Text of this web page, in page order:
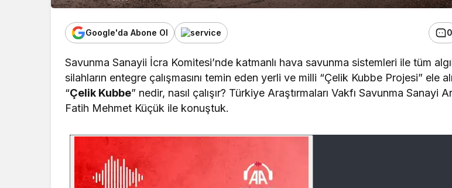
Google'da Abone Ol 0
Savunma Sanayii İcra Komitesi’nde katmanlı hava savunma sistemleri ile tüm
silahların entegre çalışmasını temin eden yerli ve milli “Çelik Kubbe Projesi” ele
“Çelik Kubbe” nedir, nasıl çalışır? Türkiye Araştırmaları Vakfı Savunma Sanayi
Fatih Mehmet Küçük ile konuştuk.